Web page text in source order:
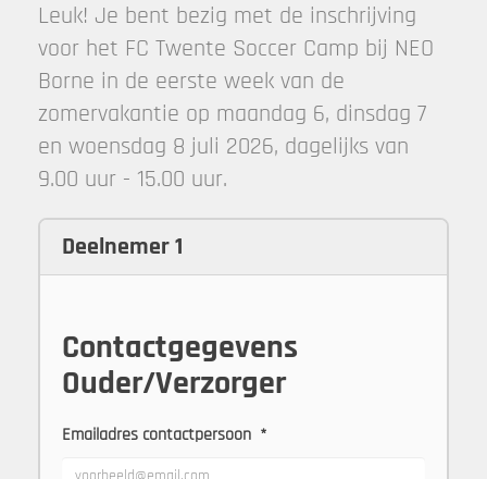
Leuk! Je bent bezig met de inschrijving
voor het FC Twente Soccer Camp bij NEO
Borne in de eerste week van de
zomervakantie op maandag 6, dinsdag 7
en woensdag 8 juli 2026, dagelijks van
9.00 uur - 15.00 uur.
Deelnemer 1
Contactgegevens
Ouder/Verzorger
Emailadres contactpersoon *